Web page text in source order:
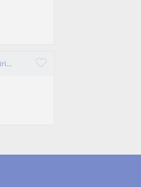
Hukuk fakültesi öğrencileri için dersleri ve sınavları için yardımcı olabilirim.